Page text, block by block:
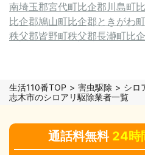
南埼玉郡宮代町比企郡川島町
比企郡鳩山町比企郡ときがわ町
秩父郡皆野町秩父郡長瀞町比
生活110番TOP 害虫駆除 シロ
志木市のシロアリ駆除業者一覧
通話料無料 24時